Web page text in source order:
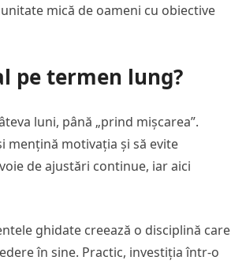
mică de oameni cu obiective
pe termen lung?
luni, până „prind mișcarea”.
mențină motivația și să evite
de ajustări continue, iar aici
ghidate creează o disciplină care
în sine. Practic, investiția într-o